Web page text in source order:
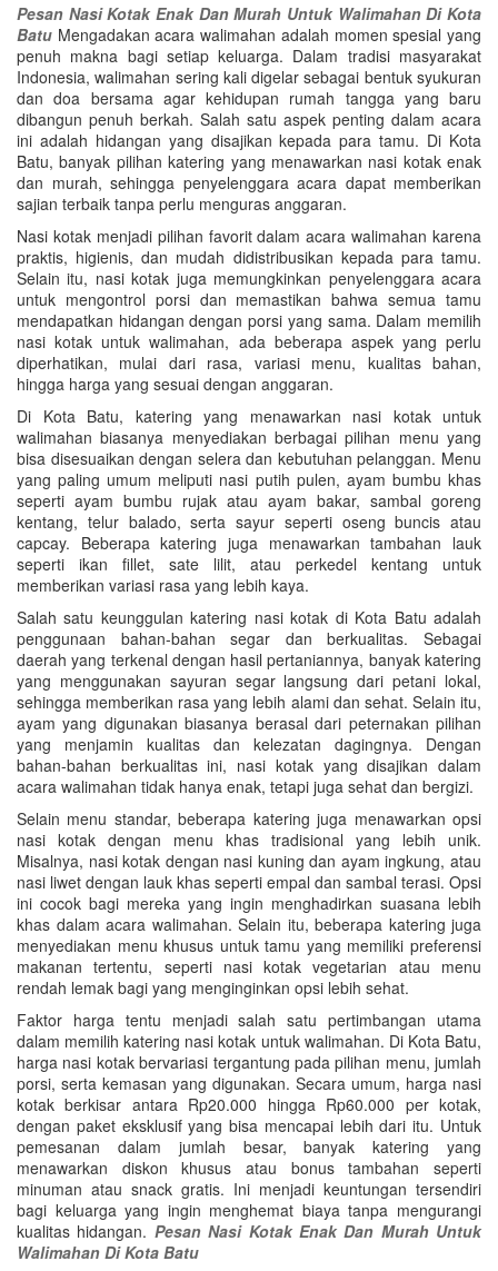
Pesan Nasi Kotak Enak Dan Murah Untuk Walimahan Di Kota
Batu Mengadakan acara walimahan adalah momen spesial yang
penuh makna bagi setiap keluarga. Dalam tradisi masyarakat
Indonesia, walimahan sering kali digelar sebagai bentuk syukuran
dan doa bersama agar kehidupan rumah tangga yang baru
dibangun penuh berkah. Salah satu aspek penting dalam acara
ini adalah hidangan yang disajikan kepada para tamu. Di Kota
Batu, banyak pilihan katering yang menawarkan nasi kotak enak
dan murah, sehingga penyelenggara acara dapat memberikan
sajian terbaik tanpa perlu menguras anggaran.
Nasi kotak menjadi pilihan favorit dalam acara walimahan karena
praktis, higienis, dan mudah didistribusikan kepada para tamu.
Selain itu, nasi kotak juga memungkinkan penyelenggara acara
untuk mengontrol porsi dan memastikan bahwa semua tamu
mendapatkan hidangan dengan porsi yang sama. Dalam memilih
nasi kotak untuk walimahan, ada beberapa aspek yang perlu
diperhatikan, mulai dari rasa, variasi menu, kualitas bahan,
hingga harga yang sesuai dengan anggaran.
Di Kota Batu, katering yang menawarkan nasi kotak untuk
walimahan biasanya menyediakan berbagai pilihan menu yang
bisa disesuaikan dengan selera dan kebutuhan pelanggan. Menu
yang paling umum meliputi nasi putih pulen, ayam bumbu khas
seperti ayam bumbu rujak atau ayam bakar, sambal goreng
kentang, telur balado, serta sayur seperti oseng buncis atau
capcay. Beberapa katering juga menawarkan tambahan lauk
seperti ikan fillet, sate lilit, atau perkedel kentang untuk
memberikan variasi rasa yang lebih kaya.
Salah satu keunggulan katering nasi kotak di Kota Batu adalah
penggunaan bahan-bahan segar dan berkualitas. Sebagai
daerah yang terkenal dengan hasil pertaniannya, banyak katering
yang menggunakan sayuran segar langsung dari petani lokal,
sehingga memberikan rasa yang lebih alami dan sehat. Selain itu,
ayam yang digunakan biasanya berasal dari peternakan pilihan
yang menjamin kualitas dan kelezatan dagingnya. Dengan
bahan-bahan berkualitas ini, nasi kotak yang disajikan dalam
acara walimahan tidak hanya enak, tetapi juga sehat dan bergizi.
Selain menu standar, beberapa katering juga menawarkan opsi
nasi kotak dengan menu khas tradisional yang lebih unik.
Misalnya, nasi kotak dengan nasi kuning dan ayam ingkung, atau
nasi liwet dengan lauk khas seperti empal dan sambal terasi. Opsi
ini cocok bagi mereka yang ingin menghadirkan suasana lebih
khas dalam acara walimahan. Selain itu, beberapa katering juga
menyediakan menu khusus untuk tamu yang memiliki preferensi
makanan tertentu, seperti nasi kotak vegetarian atau menu
rendah lemak bagi yang menginginkan opsi lebih sehat.
Faktor harga tentu menjadi salah satu pertimbangan utama
dalam memilih katering nasi kotak untuk walimahan. Di Kota Batu,
harga nasi kotak bervariasi tergantung pada pilihan menu, jumlah
porsi, serta kemasan yang digunakan. Secara umum, harga nasi
kotak berkisar antara Rp20.000 hingga Rp60.000 per kotak,
dengan paket eksklusif yang bisa mencapai lebih dari itu. Untuk
pemesanan dalam jumlah besar, banyak katering yang
menawarkan diskon khusus atau bonus tambahan seperti
minuman atau snack gratis. Ini menjadi keuntungan tersendiri
bagi keluarga yang ingin menghemat biaya tanpa mengurangi
kualitas hidangan. Pesan Nasi Kotak Enak Dan Murah Untuk
Walimahan Di Kota Batu